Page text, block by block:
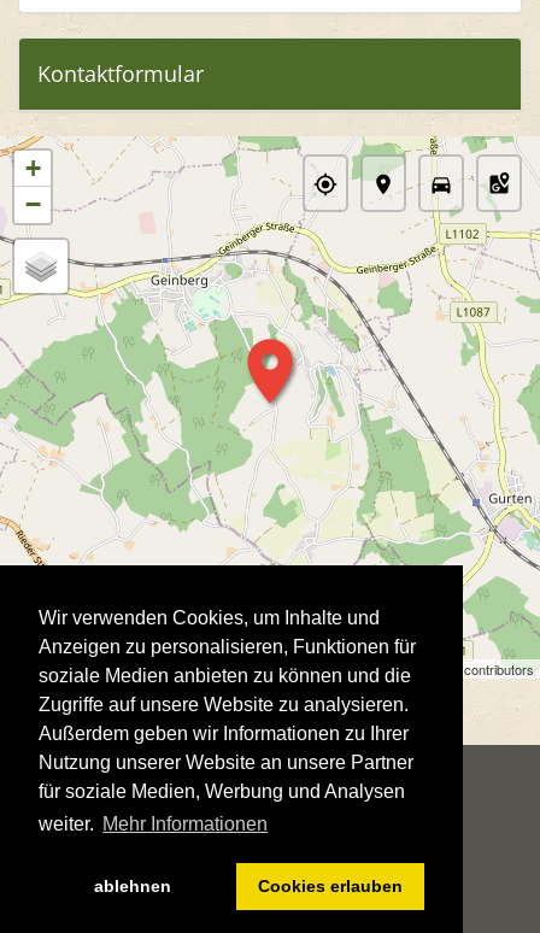
Wir verwenden Cookies, um Inhalte und
Anzeigen zu personalisieren, Funktionen für
soziale Medien anbieten zu können und die
Zugriffe auf unsere Website zu analysieren.
Außerdem geben wir Informationen zu Ihrer
Nutzung unserer Website an unsere Partner
für soziale Medien, Werbung und Analysen
weiter. Mehr Informationen
ablehnen Cookies erlauben
Kontaktformular
+
−
Stadtausstellung | ©OpenStreetMap contributors
IMPRESSUM DATENSCHUTZERKLÄRUNG
KONTAKT